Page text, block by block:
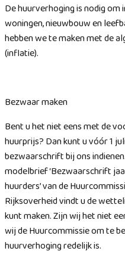
De huurverhoging is nodig
woningen, nieuwbouw en
hebben we te maken met de
(inflatie).
Bezwaar maken
Bent u het niet eens met de
huurprijs? Dan kunt u vóór 1
bezwaarschrift bij ons
modelbrief ‘Bezwaarschrift
huurders’ van de
Rijksoverheid vindt u de
kunt maken. Zijn wij het niet
wij de Huurcommissie om te
huurverhoging redelijk is.